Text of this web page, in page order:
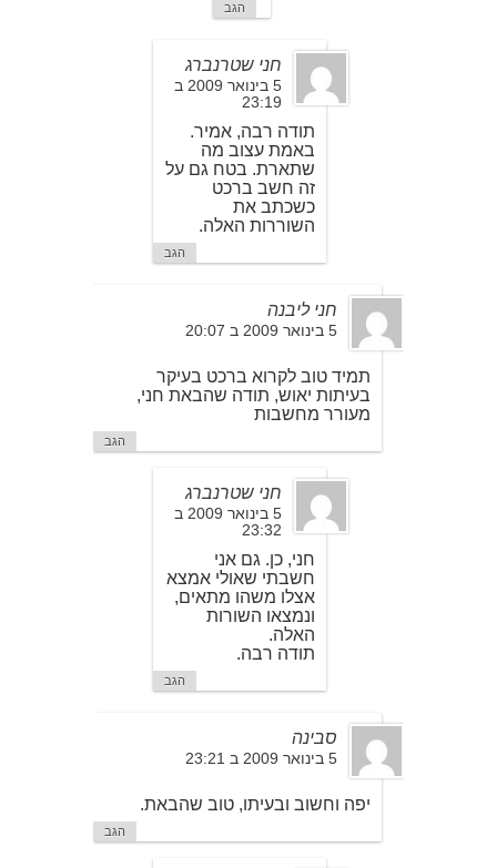
הגב
חני שטרנברג
5 בינואר 2009 ב
23:19
תודה רבה, אמיר.
באמת עצוב מה
שתארת. בטח גם על
זה חשב ברכט
כשכתב את
השוררות האלה.
הגב
חני ליבנה
5 בינואר 2009 ב 20:07
תמיד טוב לקרוא ברכט בעיקר
בעיתות יאוש, תודה שהבאת חני,
מעורר מחשבות
הגב
חני שטרנברג
5 בינואר 2009 ב
23:32
חני, כן. גם אני
חשבתי שאולי אמצא
אצלו משהו מתאים,
ונמצאו השורות
האלה.
תודה רבה.
הגב
סבינה
5 בינואר 2009 ב 23:21
יפה וחשוב ובעיתו, טוב שהבאת.
הגב